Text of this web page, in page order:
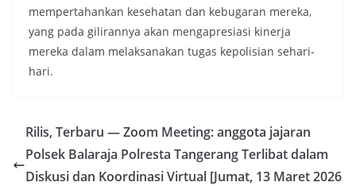
mempertahankan kesehatan dan kebugaran mereka,
yang pada gilirannya akan mengapresiasi kinerja
mereka dalam melaksanakan tugas kepolisian sehari-
hari.
Rilis, Terbaru — Zoom Meeting: anggota jajaran
Polsek Balaraja Polresta Tangerang Terlibat dalam
Diskusi dan Koordinasi Virtual [Jumat, 13 Maret 2026